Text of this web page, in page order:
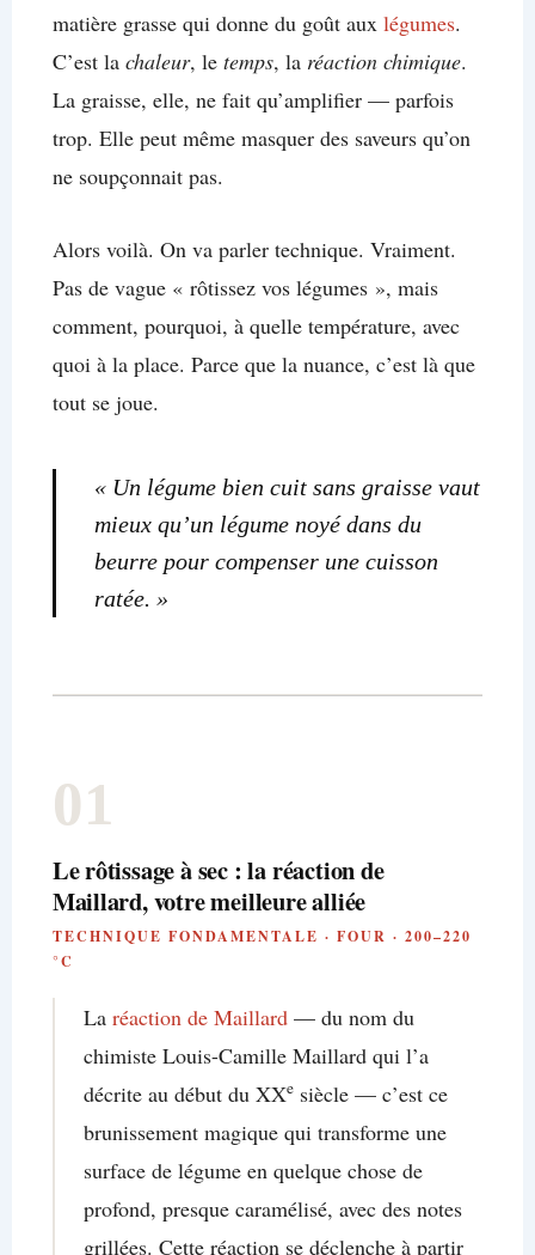
matière grasse qui donne du goût aux légumes.
C’est la chaleur, le temps, la réaction chimique.
La graisse, elle, ne fait qu’amplifier — parfois
trop. Elle peut même masquer des saveurs qu’on
ne soupçonnait pas.
Alors voilà. On va parler technique. Vraiment.
Pas de vague « rôtissez vos légumes », mais
comment, pourquoi, à quelle température, avec
quoi à la place. Parce que la nuance, c’est là que
tout se joue.
« Un légume bien cuit sans graisse vaut
mieux qu’un légume noyé dans du
beurre pour compenser une cuisson
ratée. »
01
Le rôtissage à sec : la réaction de
Maillard, votre meilleure alliée
TECHNIQUE FONDAMENTALE · FOUR · 200–220
°C
La réaction de Maillard— du nom du
chimiste Louis-Camille Maillard qui l’a
décrite au début du XXesiècle — c’est ce
brunissement magique qui transforme une
surface de légume en quelque chose de
profond, presque caramélisé, avec des notes
grillées. Cette réaction se déclenche à partir